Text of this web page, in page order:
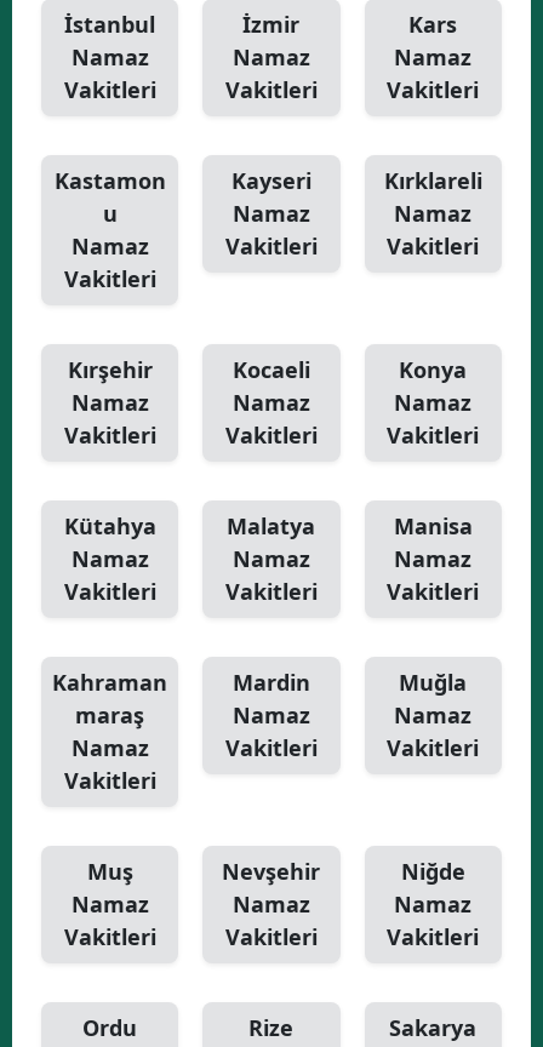
İstanbul
Namaz
Vakitleri
İzmir
Namaz
Vakitleri
Kars
Namaz
Vakitleri
Kastamon
u
Namaz
Vakitleri
Kayseri
Namaz
Vakitleri
Kırklareli
Namaz
Vakitleri
Kırşehir
Namaz
Vakitleri
Kocaeli
Namaz
Vakitleri
Konya
Namaz
Vakitleri
Kütahya
Namaz
Vakitleri
Malatya
Namaz
Vakitleri
Manisa
Namaz
Vakitleri
Kahraman
maraş
Namaz
Vakitleri
Mardin
Namaz
Vakitleri
Muğla
Namaz
Vakitleri
Muş
Namaz
Vakitleri
Nevşehir
Namaz
Vakitleri
Niğde
Namaz
Vakitleri
Ordu
Rize
Sakarya